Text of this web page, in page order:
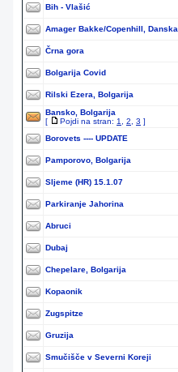
Bih - Vlašić
Amager Bakke/Copenhill, Danska
Črna gora
Bolgarija Covid
Rilski Ezera, Bolgarija
Bansko, Bolgarija
[
Pojdi na stran: 1 2 3 ]
Borovets ---- UPDATE
Pamporovo, Bolgarija
Sljeme (HR) 15.1.07
Parkiranje Jahorina
Abruci
Dubaj
Chepelare, Bolgarija
Kopaonik
Zugspitze
Gruzija
Smučišče v Severni Koreji